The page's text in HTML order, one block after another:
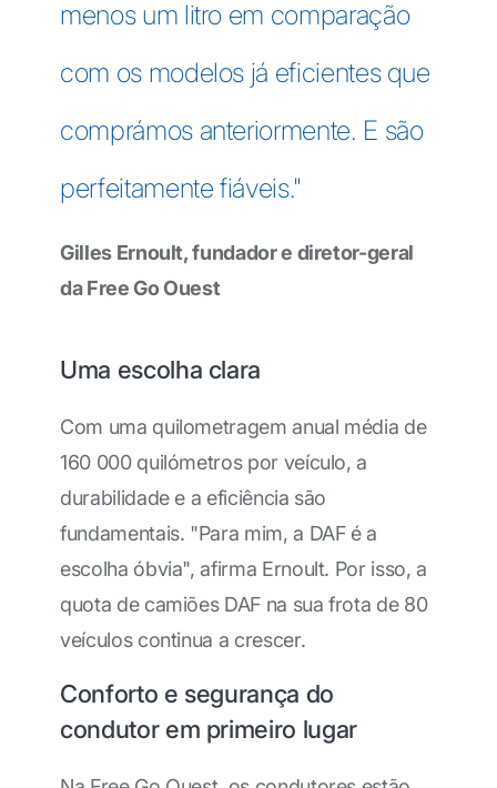
menos um litro em comparação
com os modelos já eficientes que
comprámos anteriormente. E são
perfeitamente fiáveis."
Gilles Ernoult, fundador e diretor-geral
da Free Go Ouest
Uma escolha clara
Com uma quilometragem anual média de
160 000 quilómetros por veículo, a
durabilidade e a eficiência são
fundamentais. "Para mim, a DAF é a
escolha óbvia", afirma Ernoult. Por isso, a
quota de camiões DAF na sua frota de 80
veículos continua a crescer.
Conforto e segurança do
condutor em primeiro lugar